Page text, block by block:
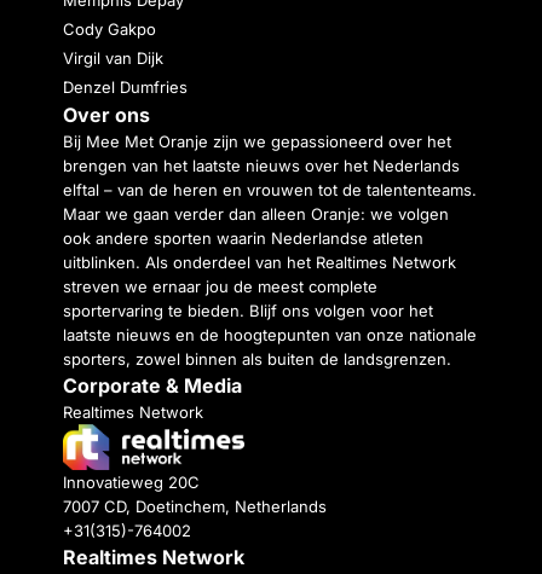
Cody Gakpo
Virgil van Dijk
Denzel Dumfries
Over ons
Bij Mee Met Oranje zijn we gepassioneerd over het
brengen van het laatste nieuws over het Nederlands
elftal – van de heren en vrouwen tot de talententeams.
Maar we gaan verder dan alleen Oranje: we volgen
ook andere sporten waarin Nederlandse atleten
uitblinken. Als onderdeel van het Realtimes Network
streven we ernaar jou de meest complete
sportervaring te bieden. Blijf ons volgen voor het
laatste nieuws en de hoogtepunten van onze nationale
sporters, zowel binnen als buiten de landsgrenzen.
Corporate & Media
Realtimes Network
Innovatieweg 20C
7007 CD, Doetinchem, Netherlands
+31(315)-764002
Realtimes Network